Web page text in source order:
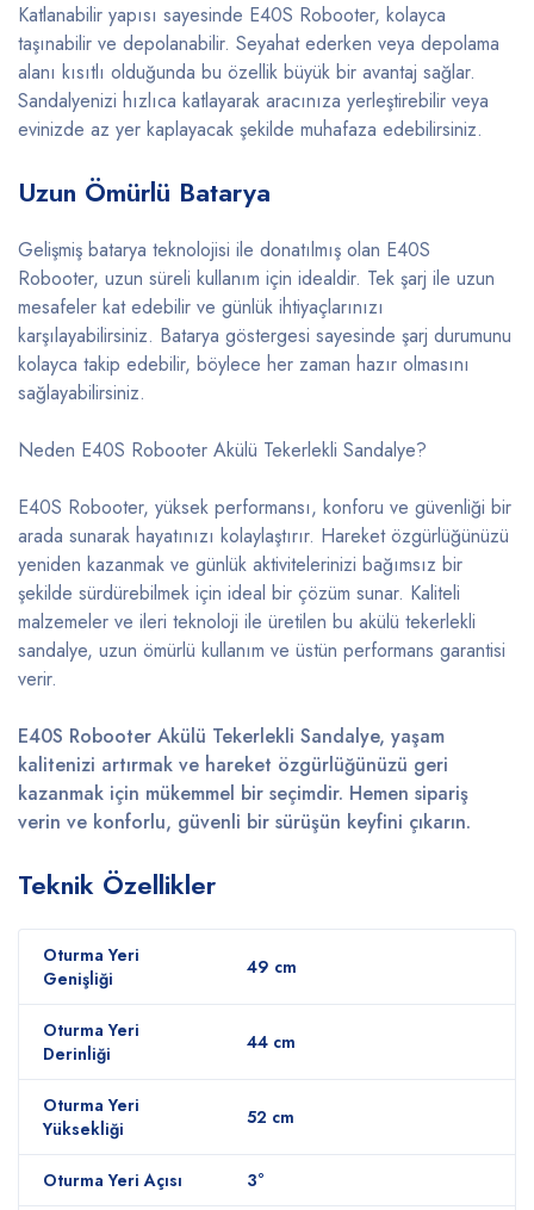
Katlanabilir yapısı sayesinde E40S Robooter, kolayca
taşınabilir ve depolanabilir. Seyahat ederken veya depolama
alanı kısıtlı olduğunda bu özellik büyük bir avantaj sağlar.
Sandalyenizi hızlıca katlayarak aracınıza yerleştirebilir veya
evinizde az yer kaplayacak şekilde muhafaza edebilirsiniz.
Uzun Ömürlü Batarya
Gelişmiş batarya teknolojisi ile donatılmış olan E40S
Robooter, uzun süreli kullanım için idealdir. Tek şarj ile uzun
mesafeler kat edebilir ve günlük ihtiyaçlarınızı
karşılayabilirsiniz. Batarya göstergesi sayesinde şarj durumunu
kolayca takip edebilir, böylece her zaman hazır olmasını
sağlayabilirsiniz.
Neden E40S Robooter Akülü Tekerlekli Sandalye?
E40S Robooter, yüksek performansı, konforu ve güvenliği bir
arada sunarak hayatınızı kolaylaştırır. Hareket özgürlüğünüzü
yeniden kazanmak ve günlük aktivitelerinizi bağımsız bir
şekilde sürdürebilmek için ideal bir çözüm sunar. Kaliteli
malzemeler ve ileri teknoloji ile üretilen bu akülü tekerlekli
sandalye, uzun ömürlü kullanım ve üstün performans garantisi
verir.
E40S Robooter Akülü Tekerlekli Sandalye, yaşam
kalitenizi artırmak ve hareket özgürlüğünüzü geri
kazanmak için mükemmel bir seçimdir. Hemen sipariş
verin ve konforlu, güvenli bir sürüşün keyfini çıkarın.
Teknik Özellikler
Oturma Yeri
Genişliği
49 cm
Oturma Yeri
Derinliği
44 cm
Oturma Yeri
Yüksekliği
52 cm
Oturma Yeri Açısı 3°